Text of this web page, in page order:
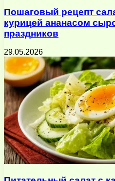
Пошаговый рецепт
курицей ананасом
праздников
29.05.2026